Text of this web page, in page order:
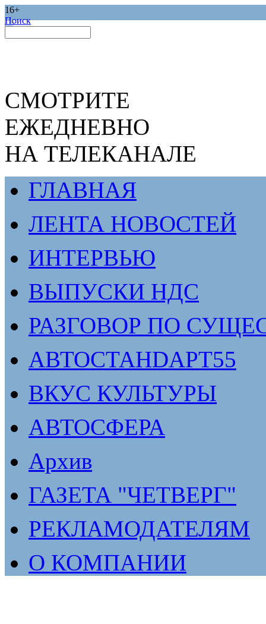
16+
Поиск
СМОТРИТЕ
ЕЖЕДНЕВНО
НА ТЕЛЕКАНАЛЕ
ГЛАВНАЯ
ЛЕНТА НОВОСТЕЙ
ИНТЕРВЬЮ
ВЫПУСКИ НДС
РАЗГОВОР ПО
АВТОСТАНDАРТ55
ВКУС КУЛЬТУРЫ
АВТОСФЕРА
Архив
ГАЗЕТА "ЧЕТВЕРГ"
РЕКЛАМОДАТЕЛЯМ
О КОМПАНИИ